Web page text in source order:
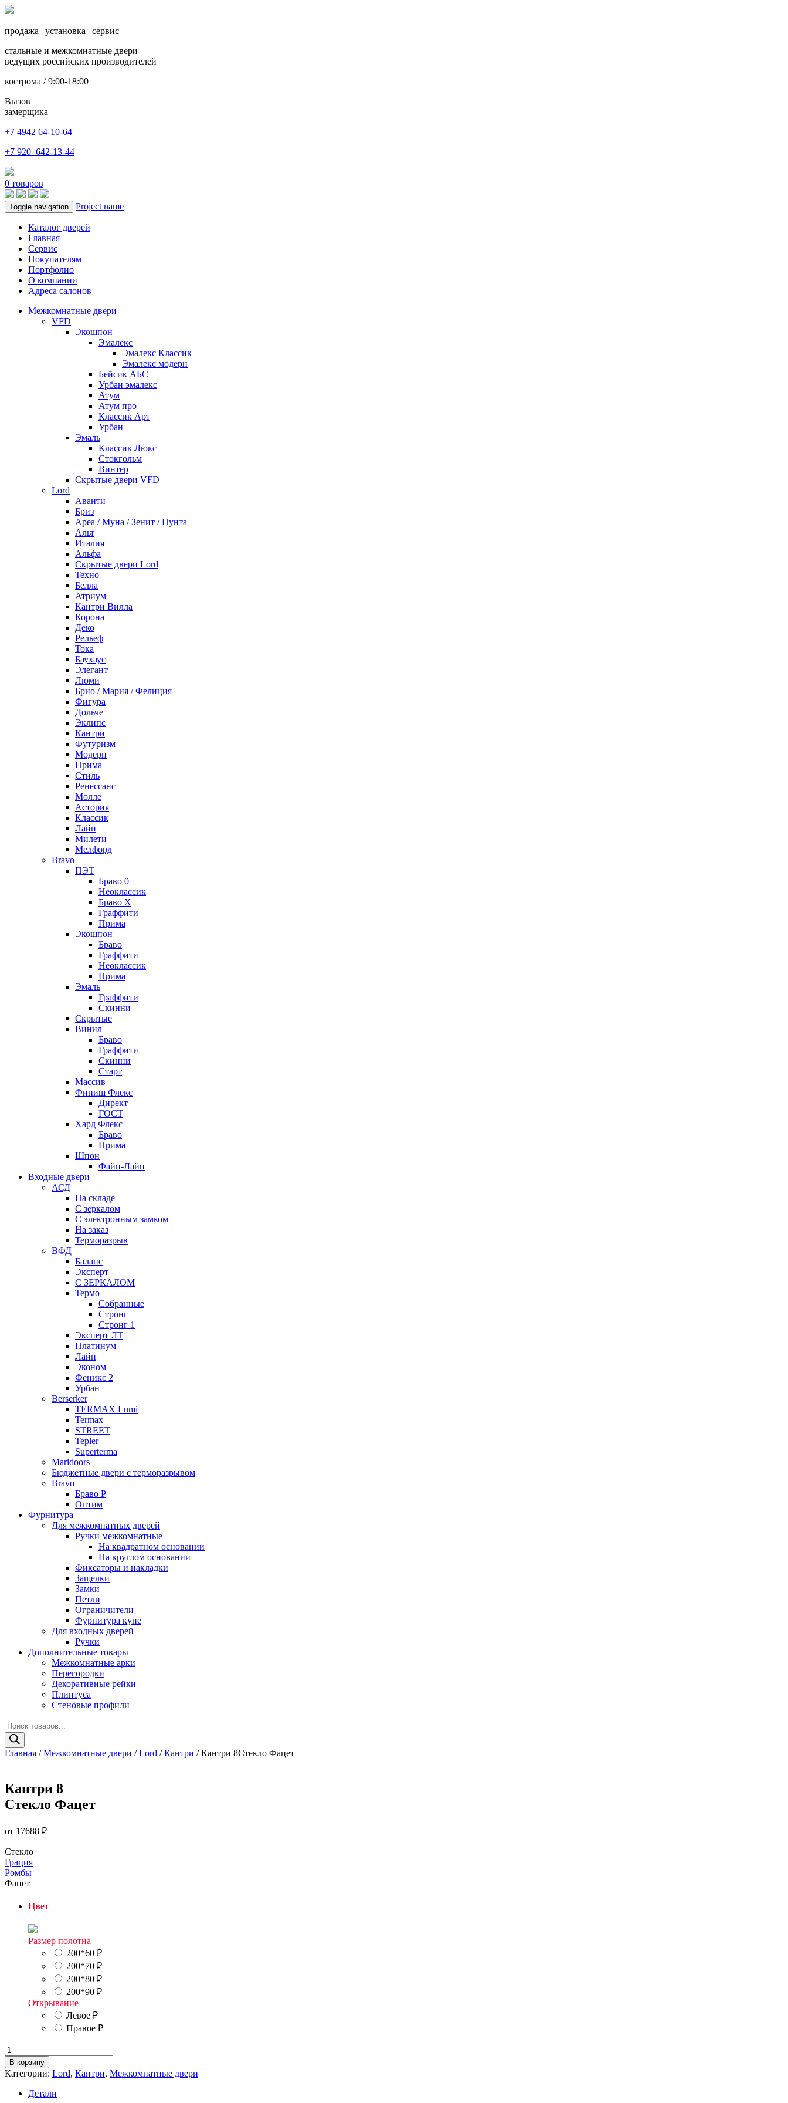
продажа | установка | сервис
стальные и межкомнатные двери
ведущих российских производителей
кострома / 9:00-18:00
Вызов
замерщика
+7 4942 64-10-64
+7 920 642-13-44
0 товаров
Toggle navigation Project name
Каталог дверей
Главная
Сервис
Покупателям
Портфолио
О компании
Адреса салонов
Межкомнатные двери
VFD
Экошпон
Эмалекс
Эмалекс Классик
Эмалекс модерн
Бейсик АБС
Урбан эмалекс
Атум
Атум про
Классик Арт
Урбан
Эмаль
Классик Люкс
Стокгольм
Винтер
Скрытые двери VFD
Lord
Аванти
Бриз
Ареа / Муна / Зенит / Пунта
Альт
Италия
Альфа
Скрытые двери Lord
Техно
Белла
Атриум
Кантри Вилла
Корона
Деко
Рельеф
Тока
Баухаус
Элегант
Люми
Брио / Мария / Фелиция
Фигура
Дольче
Эклипс
Кантри
Футуризм
Модерн
Прима
Стиль
Ренессанс
Молле
Астория
Классик
Лайн
Милети
Мелфорд
Bravo
ПЭТ
Браво 0
Неоклассик
Браво Х
Граффити
Прима
Экошпон
Браво
Граффити
Неоклассик
Прима
Эмаль
Граффити
Скинни
Скрытые
Винил
Браво
Граффити
Скинни
Старт
Массив
Финиш Флекс
Директ
ГОСТ
Хард Флекс
Браво
Прима
Шпон
Файн-Лайн
Входные двери
АСД
На складе
С зеркалом
С электронным замком
На заказ
Терморазрыв
ВФД
Баланс
Эксперт
С ЗЕРКАЛОМ
Термо
Собранные
Стронг
Стронг 1
Эксперт ЛТ
Платинум
Лайн
Эконом
Феникс 2
Урбан
Berserker
TERMAX Lumi
Termax
STREET
Tepler
Superterma
Maridoors
Бюджетные двери с терморазрывом
Bravo
Браво Р
Оптим
Фурнитура
Для межкомнатных дверей
Ручки межкомнатные
На квадратном основании
На круглом основании
Фиксаторы и накладки
Защелки
Замки
Петли
Ограничители
Фурнитура купе
Для входных дверей
Ручки
Дополнительные товары
Межкомнатные арки
Перегородки
Декоративные рейки
Плинтуса
Стеновые профили
Поиск
товаров
Главная /Межкомнатные двери /Lord /Кантри / Кантри 8Стекло Фацет
Кантри 8
Стекло Фацет
от 17688 ₽
Стекло
Грация
Ромбы
Фацет
Цвет
Размер полотна
200*60 ₽
200*70 ₽
200*80 ₽
200*90 ₽
Открывание
Левое ₽
Правое ₽
Количество
товара
Кантри
8Стекло
Фацет
В корзину
Категории: Lord, Кантри, Межкомнатные двери
Детали